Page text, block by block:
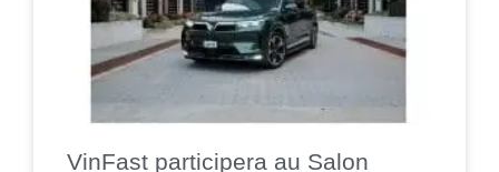
VinFast participera au Salon